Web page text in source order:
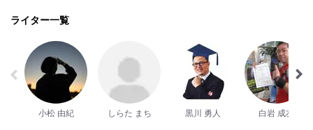
ライター一覧
小松 由紀 しらた まち 黒川 勇人 白岩 成友